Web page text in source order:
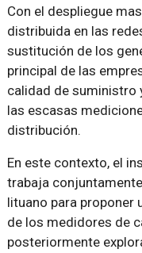
Con el despliegue
distribuida en las
sustitución de los
principal de las
calidad de suministro
las escasas
distribución.
En este contexto, el
trabaja
lituano para proponer
de los medidores de
posteriormente